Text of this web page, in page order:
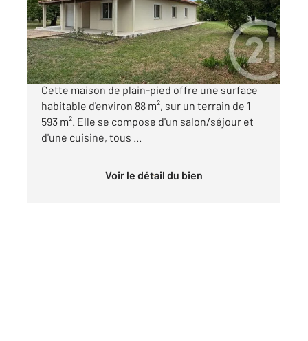
Maison à vendre
185 000 €
Les Gonds commune située à 3 km de Saintes
Cette maison de plain-pied offre une surface
habitable d'environ 88 m², sur un terrain de 1
593 m². Elle se compose d'un salon/séjour et
d'une cuisine, tous ...
Voir le détail du bien